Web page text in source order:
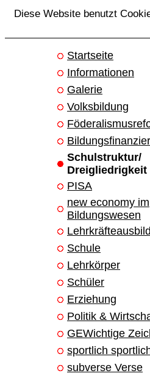
Diese Website benutzt
Startseite
Informationen
Galerie
Volksbildung
Schulstruktur/
Dreigliedrigkeit
PISA
new economy im
Bildungswesen
Schule
Lehrkörper
Schüler
Erziehung
Politik &
GEWichtige
sportlich
subverse Verse